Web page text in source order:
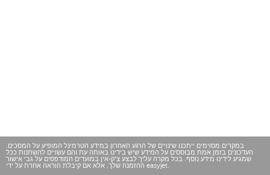
במקרים מסוימים ייתכנו שינויים של הרגע האחרון במידע הטרמינל המופיע על המסכים.
העדכונים בזמן אמת מבוססים על המידע שיש בידינו באותה עת והם עשויים להשתנות ככל
שמגיע לידינו מידע נוסף. בכל מקרה עליך לבצע צ'ק-אין במועדים המודפסים על גבי אישור
ההזמנה שלך, אלא אם קיבלת הוראה אחרת על ידי easyjet.